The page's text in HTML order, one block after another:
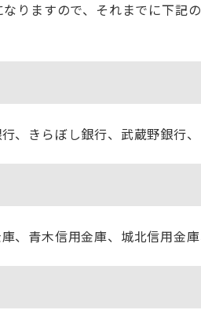
りますので、それまでに下記
、きらぼし銀行、武蔵野銀行
、青木信用金庫、城北信用金